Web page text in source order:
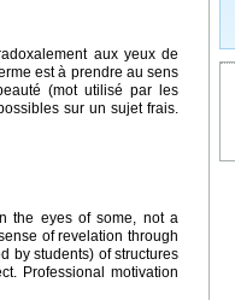
aux yeux de
est à prendre au sens
(mot utilisé par les
sur un sujet frais.
the eyes of some, not a
of revelation through
by students) of structures
Professional motivation